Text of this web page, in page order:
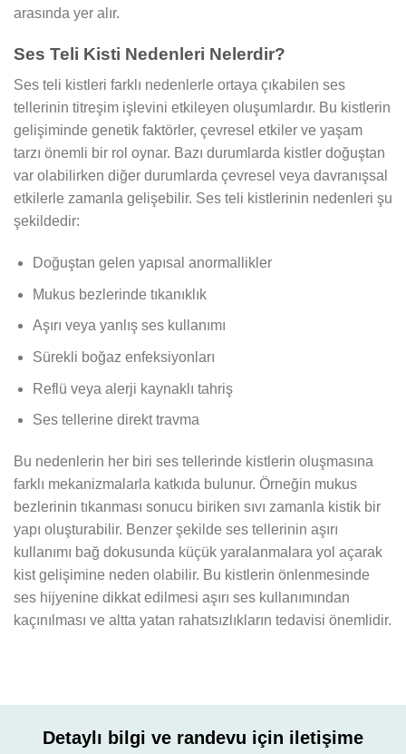
arasında yer alır.
Ses Teli Kisti Nedenleri Nelerdir?
Ses teli kistleri farklı nedenlerle ortaya çıkabilen ses
tellerinin titreşim işlevini etkileyen oluşumlardır. Bu kistlerin
gelişiminde genetik faktörler, çevresel etkiler ve yaşam
tarzı önemli bir rol oynar. Bazı durumlarda kistler doğuştan
var olabilirken diğer durumlarda çevresel veya davranışsal
etkilerle zamanla gelişebilir. Ses teli kistlerinin nedenleri şu
şekildedir:
Doğuştan gelen yapısal anormallikler
Mukus bezlerinde tıkanıklık
Aşırı veya yanlış ses kullanımı
Sürekli boğaz enfeksiyonları
Reflü veya alerji kaynaklı tahriş
Ses tellerine direkt travma
Bu nedenlerin her biri ses tellerinde kistlerin oluşmasına
farklı mekanizmalarla katkıda bulunur. Örneğin mukus
bezlerinin tıkanması sonucu biriken sıvı zamanla kistik bir
yapı oluşturabilir. Benzer şekilde ses tellerinin aşırı
kullanımı bağ dokusunda küçük yaralanmalara yol açarak
kist gelişimine neden olabilir. Bu kistlerin önlenmesinde
ses hijyenine dikkat edilmesi aşırı ses kullanımından
kaçınılması ve altta yatan rahatsızlıkların tedavisi önemlidir.
Detaylı bilgi ve randevu için iletişime